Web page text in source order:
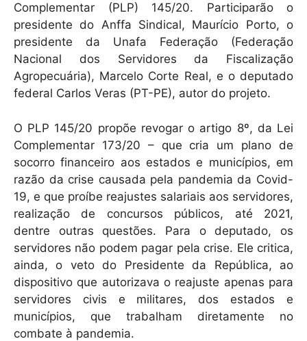
Complementar (PLP) 145/20. Participarão o
presidente do Anffa Sindical, Maurício Porto, o
presidente da Unafa Federação (Federação
Nacional dos Servidores da Fiscalização
Agropecuária), Marcelo Corte Real, e o deputado
federal Carlos Veras (PT-PE), autor do projeto.
O PLP 145/20 propõe revogar o artigo 8º, da Lei
Complementar 173/20 – que cria um plano de
socorro financeiro aos estados e municípios, em
razão da crise causada pela pandemia da Covid-
19, e que proíbe reajustes salariais aos servidores,
realização de concursos públicos, até 2021,
dentre outras questões. Para o deputado, os
servidores não podem pagar pela crise. Ele critica,
ainda, o veto do Presidente da República, ao
dispositivo que autorizava o reajuste apenas para
servidores civis e militares, dos estados e
municípios, que trabalham diretamente no
combate à pandemia.